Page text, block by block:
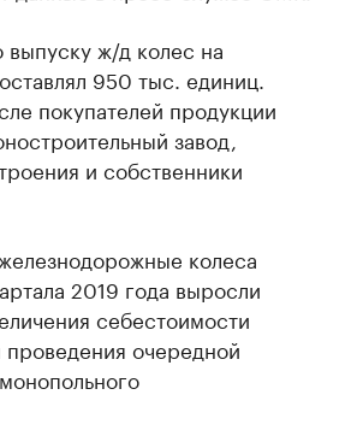
выпуску ж/д колес на
950 тыс. единиц.
покупателей продукции
завод,
и собственники
колеса
2019 года выросли
себестоимости
проведения очередной